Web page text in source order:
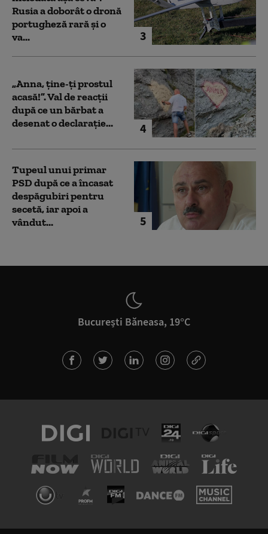
3
Rusia a doborât o dronă
portugheză rară și o
va...
4
„Anna, ţine-ţi prostul
acasă!”. Val de reacții
după ce un bărbat a
desenat o declarație...
5
Tupeul unui primar
PSD după ce a încasat
despăgubiri pentru
secetă, iar apoi a
vândut...
București Băneasa, 19°C